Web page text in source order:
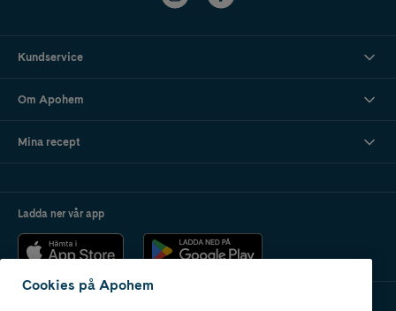
Kundservice
Om Apohem
Mina recept
Ladda ner vår app
Cookies på Apohem